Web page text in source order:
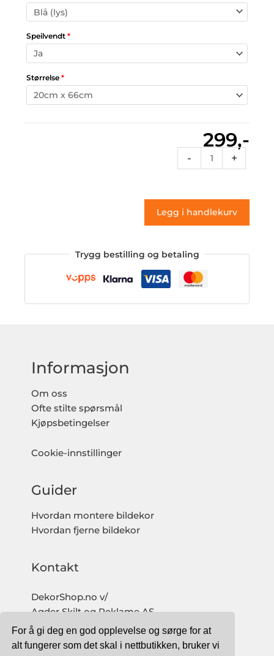
For å gi deg en god opplevelse og sørge for at
alt fungerer som det skal i nettbutikken, bruker vi
Speilvendt *
Størrelse *
299,-
-
Exlusive
11
antall
+
Legg i handlekurv
Trygg bestilling og betaling
Informasjon
Om oss
Ofte stilte spørsmål
Kjøpsbetingelser
Cookie-innstillinger
Guider
Hvordan montere bildekor
Hvordan fjerne bildekor
Kontakt
DekorShop.no v/
Agder Skilt og Reklame AS
Org. nr: 997 633 016 MVA
salg@dekorshop.no